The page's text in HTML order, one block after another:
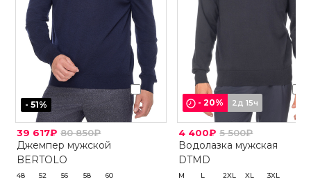
-51%
39 617₽ 80 850₽
Джемпер мужской
BERTOLO
48 52 56 58 60
-20% 2д 15ч
4 400₽ 5 500₽
Водолазка мужская
DTMD
M L 2XL XL 3XL